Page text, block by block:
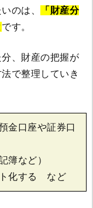
のは、
「財産分
です。
、財産の把握が
で整理していき
金口座や証券口
簿など）
ト化する など